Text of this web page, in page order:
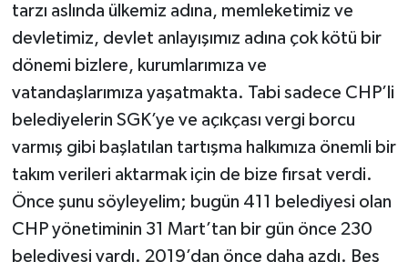
tarzı aslında ülkemiz adına, memleketimiz ve
devletimiz, devlet anlayışımız adına çok kötü bir
dönemi bizlere, kurumlarımıza ve
vatandaşlarımıza yaşatmakta. Tabi sadece CHP’li
belediyelerin SGK’ye ve açıkçası vergi borcu
varmış gibi başlatılan tartışma halkımıza önemli bir
takım verileri aktarmak için de bize fırsat verdi.
Önce şunu söyleyelim; bugün 411 belediyesi olan
CHP yönetiminin 31 Mart’tan bir gün önce 230
belediyesi vardı. 2019’dan önce daha azdı. Beş